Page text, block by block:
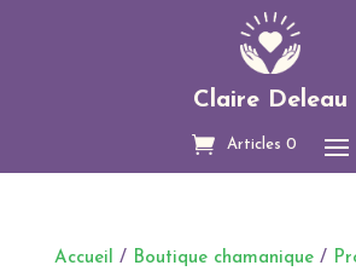
Claire Deleau
Articles 0
Accueil / Boutique chamanique/